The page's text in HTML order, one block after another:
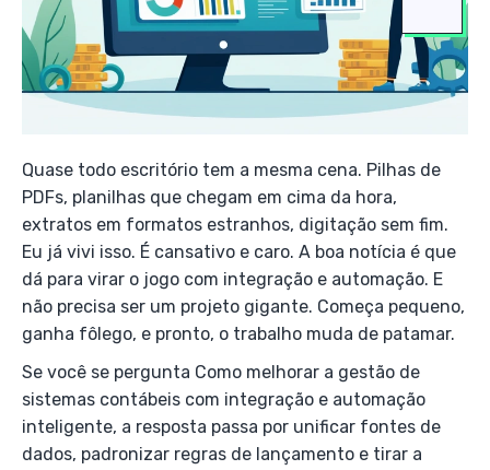
Quase todo escritório tem a mesma cena. Pilhas de
PDFs, planilhas que chegam em cima da hora,
extratos em formatos estranhos, digitação sem fim.
Eu já vivi isso. É cansativo e caro. A boa notícia é que
dá para virar o jogo com integração e automação. E
não precisa ser um projeto gigante. Começa pequeno,
ganha fôlego, e pronto, o trabalho muda de patamar.
Se você se pergunta Como melhorar a gestão de
sistemas contábeis com integração e automação
inteligente, a resposta passa por unificar fontes de
dados, padronizar regras de lançamento e tirar a